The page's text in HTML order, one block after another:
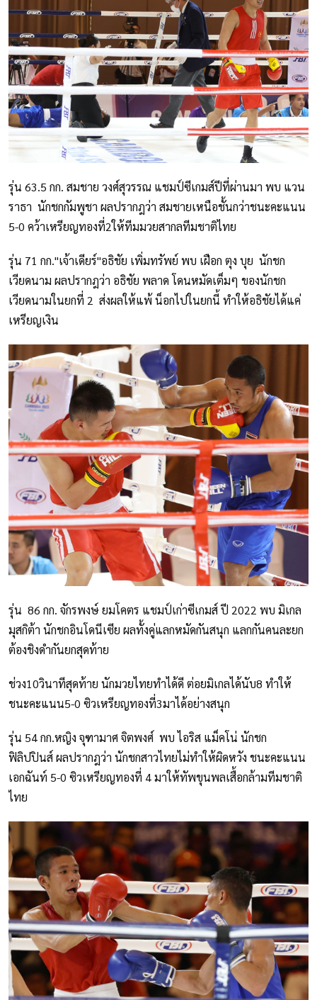
รุ่น 63.5 กก. สมชาย วงศ์สุวรรณ แชมป์ซีเกมส์ปีที่ผ่านมา พบ แวน
ราธา นักชกกัมพูชา ผลปรากฎว่า สมชายเหนือชั้นกว่าชนะคะแนน
5-0 คว้าเหรียญทองที่2ให้ทีมมวยสากลทีมชาติไทย
รุ่น 71 กก."เจ้าเดียร์"อธิชัย เพิ่มทรัพย์ พบ เฝือก ตุง บุย นักชก
เวียดนาม ผลปรากฎว่า อธิชัย พลาด โดนหมัดเต็มๆ ของนักชก
เวียดนามในยกที่ 2 ส่งผลให้แพ้ น็อกไปในยกนี้ ทำให้อธิชัยได้แค่
เหรียญเงิน
รุ่น 86 กก. จักรพงษ์ ยมโคตร แชมป์เก่าซีเกมส์ ปี 2022 พบ มิเกล
มุสกิต้า นักชกอินโดนีเซีย ผลทั้งคู่แลกหมัดกันสนุก แลกกันคนละยก
ต้องชิงดำกันยกสุดท้าย
ช่วง10วินาทีสุดท้าย นักมวยไทยทำได้ดี ต่อยมิเกลได้นับ8 ทำให้
ชนะคะแนน5-0 ซิวเหรียญทองที่3มาได้อย่างสนุก
รุ่น 54 กก.หญิง จุฑามาศ จิตพงศ์ พบ ไอริส แม็คโน่ นักชก
ฟิลิปปินส์ ผลปรากฎว่า นักชกสาวไทยไม่ทำให้ผิดหวัง ชนะคะแนน
เอกฉันท์ 5-0 ซิวเหรียญทองที่ 4 มาให้ทัพขุนพลเสื้อกล้ามทีมชาติ
ไทย